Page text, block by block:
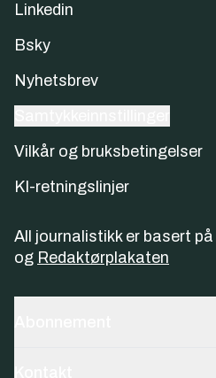
Linkedin
Bsky
Nyhetsbrev
Vilkår og bruksbetingelser
KI-retningslinjer
All journalistikk er basert på
og Redaktørplakaten